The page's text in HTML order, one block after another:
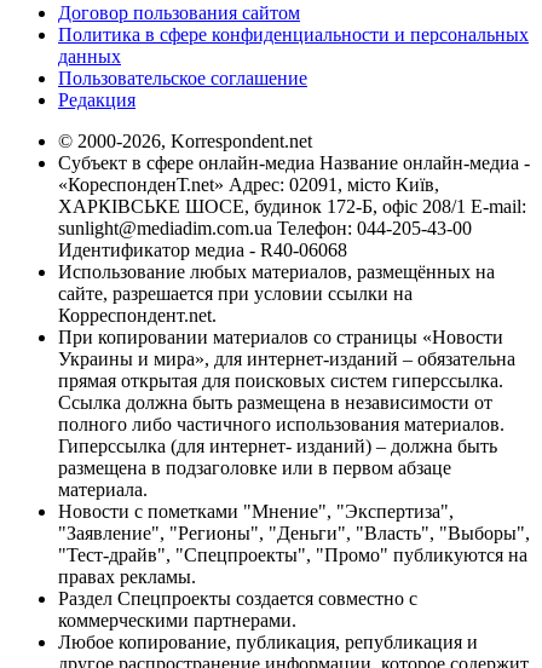
Договор пользования сайтом
Политика в сфере конфиденциальности и персональных
данных
Пользовательское соглашение
Редакция
© 2000-2026, Korrespondent.net
Субъект в сфере онлайн-медиа Название онлайн-медиа -
«КореспонденТ.net» Адрес: 02091, місто Київ,
ХАРКІВСЬКЕ ШОСЕ, будинок 172-Б, офіс 208/1 E-mail:
sunlight@mediadim.com.ua Телефон: 044-205-43-00
Идентификатор медиа - R40-06068
Использование любых материалов, размещённых на
сайте, разрешается при условии ссылки на
Корреспондент.net.
При копировании материалов со страницы «Новости
Украины и мира», для интернет-изданий – обязательна
прямая открытая для поисковых систем гиперссылка.
Ссылка должна быть размещена в независимости от
полного либо частичного использования материалов.
Гиперссылка (для интернет- изданий) – должна быть
размещена в подзаголовке или в первом абзаце
материала.
Новости с пометками "Мнение", "Экспертиза",
"Заявление", "Регионы", "Деньги", "Власть", "Выборы",
"Тест-драйв", "Спецпроекты", "Промо" публикуются на
правах рекламы.
Раздел Спецпроекты создается совместно с
коммерческими партнерами.
Любое копирование, публикация, републикация и
другое распространение информации, которое содержит